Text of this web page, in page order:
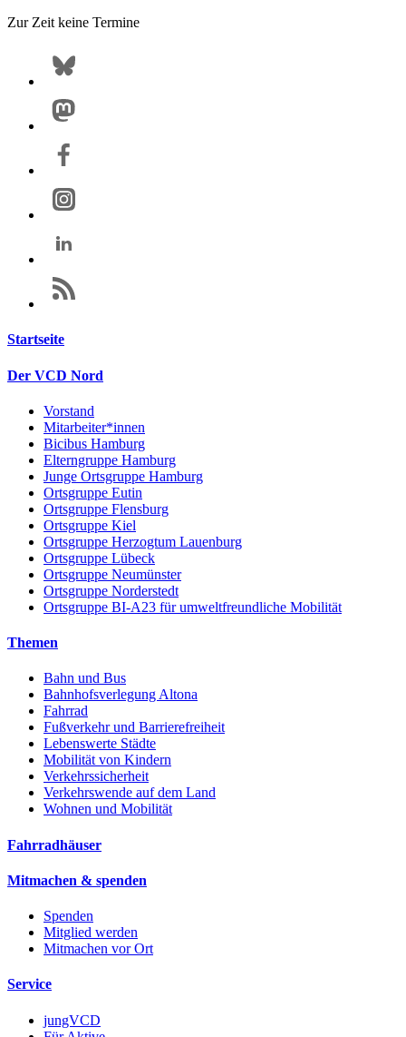
Zur Zeit keine Termine
Startseite
Der VCD Nord
Vorstand
Mitarbeiter*innen
Bicibus Hamburg
Elterngruppe Hamburg
Junge Ortsgruppe Hamburg
Ortsgruppe Eutin
Ortsgruppe Flensburg
Ortsgruppe Kiel
Ortsgruppe Herzogtum Lauenburg
Ortsgruppe Lübeck
Ortsgruppe Neumünster
Ortsgruppe Norderstedt
Ortsgruppe BI-A23 für umweltfreundliche Mobilität
Themen
Bahn und Bus
Bahnhofsverlegung Altona
Fahrrad
Fußverkehr und Barrierefreiheit
Lebenswerte Städte
Mobilität von Kindern
Verkehrssicherheit
Verkehrswende auf dem Land
Wohnen und Mobilität
Fahrradhäuser
Mitmachen & spenden
Spenden
Mitglied werden
Mitmachen vor Ort
Service
jungVCD